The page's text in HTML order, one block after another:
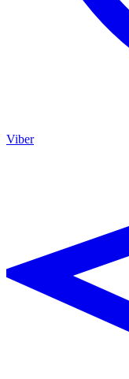
Viber